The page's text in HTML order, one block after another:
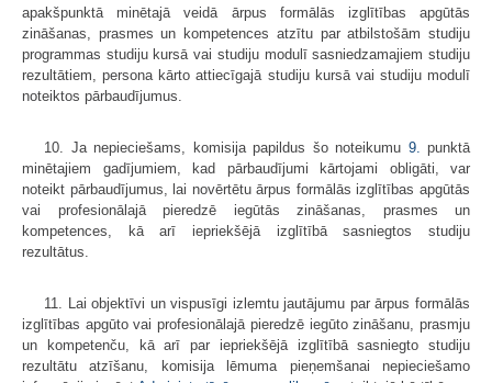
apakšpunktā minētajā veidā ārpus formālās izglītības apgūtās
zināšanas, prasmes un kompetences atzītu par atbilstošām studiju
programmas studiju kursā vai studiju modulī sasniedzamajiem studiju
rezultātiem, persona kārto attiecīgajā studiju kursā vai studiju modulī
noteiktos pārbaudījumus.
10. Ja nepieciešams, komisija papildus šo noteikumu 9.
punktā
minētajiem gadījumiem, kad pārbaudījumi kārtojami obligāti, var
noteikt pārbaudījumus, lai novērtētu ārpus formālās izglītības apgūtās
vai profesionālajā pieredzē iegūtās zināšanas, prasmes un
kompetences, kā arī iepriekšējā izglītībā sasniegtos studiju
rezultātus.
11. Lai objektīvi un vispusīgi izlemtu jautājumu par ārpus formālās
izglītības apgūto vai profesionālajā pieredzē iegūto zināšanu, prasmju
un kompetenču, kā arī par iepriekšējā izglītībā sasniegto studiju
rezultātu atzīšanu, komisija lēmuma pieņemšanai nepieciešamo